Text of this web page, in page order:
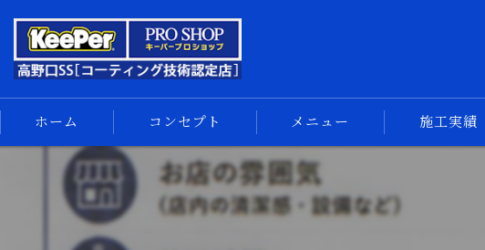
ホーム コンセプト
キーパーコーティング
メニュー
コーティングメニュー
施工実績